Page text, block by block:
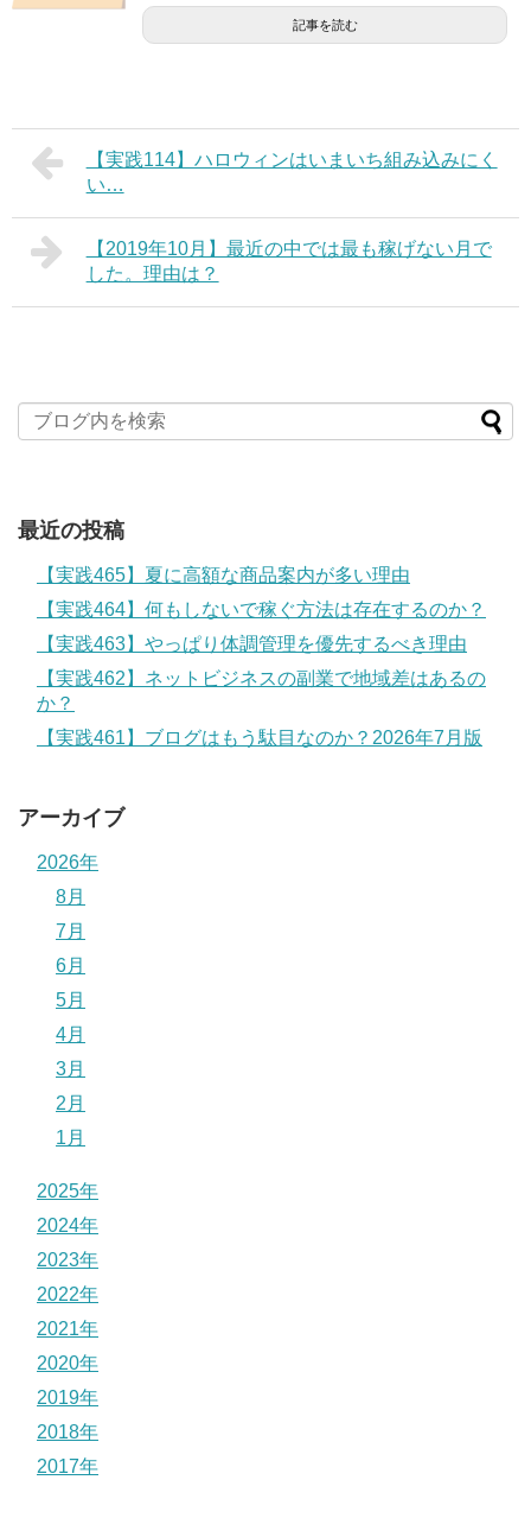
記事を読む
【実践114】ハロウィンはいまいち組み込みにく
い…
【2019年10月】最近の中では最も稼げない月で
した。理由は？
最近の投稿
【実践465】夏に高額な商品案内が多い理由
【実践464】何もしないで稼ぐ方法は存在するのか？
【実践463】やっぱり体調管理を優先するべき理由
【実践462】ネットビジネスの副業で地域差はあるの
か？
【実践461】ブログはもう駄目なのか？2026年7月版
アーカイブ
2026年
8月
7月
6月
5月
4月
3月
2月
1月
2025年
2024年
2023年
2022年
2021年
2020年
2019年
2018年
2017年